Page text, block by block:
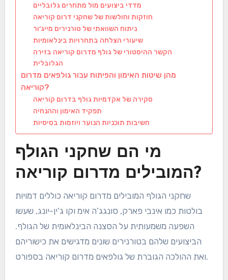
מדדי ביצועים מול מתחרים גלובליים
חוזקות וחולשות של שחקני דרום קוריאה
ניתוח השוואתי של טורנירים מייג’ור
שיעורי הצלחה בתחרויות בינלאומיות
הקשר ההיסטורי של גולף מדרום קוריאה בזירה
הגלובלית
מהן שיטות האימון והפיתוח עבור גולפאים מדרום
קוריאה?
סקירה של אקדמיות גולף בדרום קוריאה
תפקיד האימון וההנחיה
חשיבות תוכניות הנוער ויוזמות בסיסיות
מי הם שחקני הגולף
המובילים מדרום קוריאה?
שחקני הגולף המובילים מדרום קוריאה כוללים דמויות
בולטות כמו אינבי פארק, סונגג’ה אימ וקו ג’ין-יונג, שעשו
השפעה משמעותית על הסצנה הבינלאומית של הגולף.
הביצועים שלהם בטורנירים שונים מדגישים את כישוריהם
ואת ההולכה הגוברת של גולפאים מדרום קוריאה בספורט.